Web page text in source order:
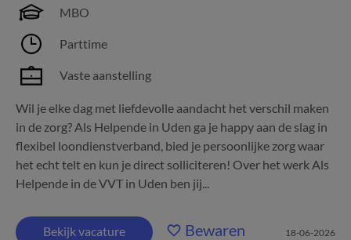
MBO
Parttime
Vaste aanstelling
Wil je elke dag met liefdevolle aandacht het verschil maken
in de zorg? Als Helpende in Uden ga je happy aan de slag in
flexibel loondienstverband, bied je persoonlijke zorg waar
het echt telt en kun je direct solliciteren! Over het werk Als
Helpende in de VVT in Uden ben jij...
Bekijk vacature Bewaren 18-06-2026